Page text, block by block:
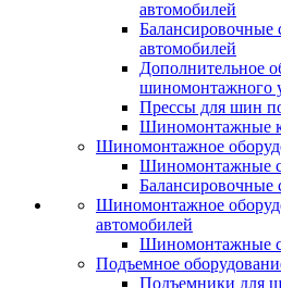
автомобилей
автомобилей
Дополнительное
шиномонтажного
Прессы для шин
Шиномонтажные
Шиномонтажное
Шиномонтажные
Шиномонтажное
автомобилей
Шиномонтажные
Подъемное
Подъемники для